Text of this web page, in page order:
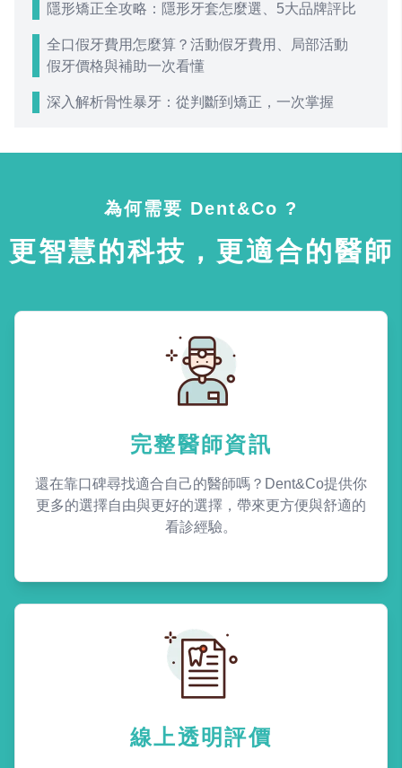
隱形矯正全攻略：隱形牙套怎麼選、5大品牌評比
全口假牙費用怎麼算？活動假牙費用、局部活動
假牙價格與補助一次看懂
深入解析骨性暴牙：從判斷到矯正，一次掌握
為何需要 Dent&Co ?
更智慧的科技，更適合的醫師
完整醫師資訊
還在靠口碑尋找適合自己的醫師嗎？Dent&Co提供你
更多的選擇自由與更好的選擇，帶來更方便與舒適的
看診經驗。
線上透明評價